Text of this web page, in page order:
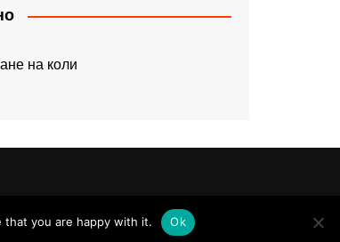
на коли
you are happy with it. Ok